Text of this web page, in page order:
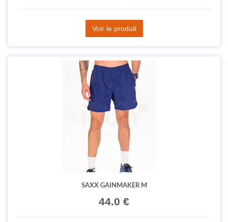
Voir le produit
SAXX GAINMAKER M
44.0 €